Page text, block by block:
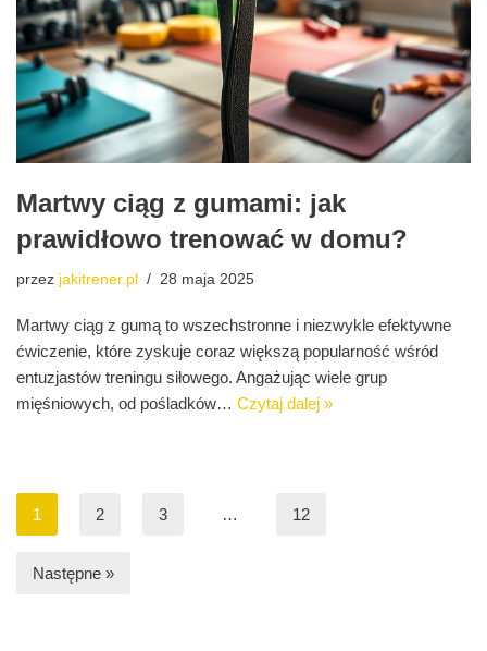
Martwy ciąg z gumami: jak
prawidłowo trenować w domu?
przez jakitrener.pl 28 maja 2025
Martwy ciąg z gumą to wszechstronne i niezwykle efektywne
ćwiczenie, które zyskuje coraz większą popularność wśród
entuzjastów treningu siłowego. Angażując wiele grup
mięśniowych, od pośladków… Czytaj dalej »
1 2 3 … 12
Następne »